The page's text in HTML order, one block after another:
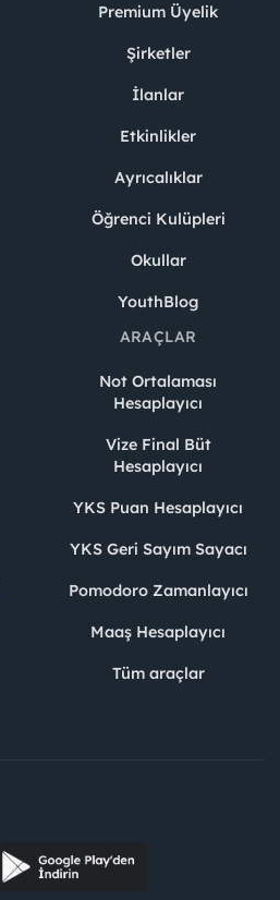
Premium Üyelik
Şirketler
İlanlar
Etkinlikler
Ayrıcalıklar
Öğrenci Kulüpleri
Okullar
YouthBlog
ARAÇLAR
Not Ortalaması
Hesaplayıcı
Vize Final Büt
Hesaplayıcı
YKS Puan Hesaplayıcı
YKS Geri Sayım Sayacı
Pomodoro Zamanlayıcı
Maaş Hesaplayıcı
Tüm araçlar